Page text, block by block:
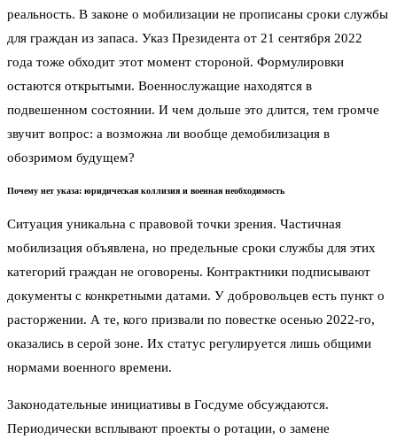
реальность. В законе о мобилизации не прописаны сроки службы
для граждан из запаса. Указ Президента от 21 сентября 2022
года тоже обходит этот момент стороной. Формулировки
остаются открытыми. Военнослужащие находятся в
подвешенном состоянии. И чем дольше это длится, тем громче
звучит вопрос: а возможна ли вообще демобилизация в
обозримом будущем?
Почему нет указа: юридическая коллизия и военная необходимость
Ситуация уникальна с правовой точки зрения. Частичная
мобилизация объявлена, но предельные сроки службы для этих
категорий граждан не оговорены. Контрактники подписывают
документы с конкретными датами. У добровольцев есть пункт о
расторжении. А те, кого призвали по повестке осенью 2022-го,
оказались в серой зоне. Их статус регулируется лишь общими
нормами военного времени.
Законодательные инициативы в Госдуме обсуждаются.
Периодически всплывают проекты о ротации, о замене